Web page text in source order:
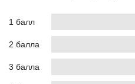
1 балл
2 балла
3 балла